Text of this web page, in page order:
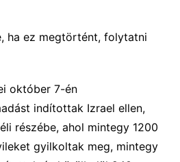
ha ez megtörtént, folytatni
október 7-én
indítottak Izrael ellen,
részébe, ahol mintegy 1200
gyilkoltak meg, mintegy